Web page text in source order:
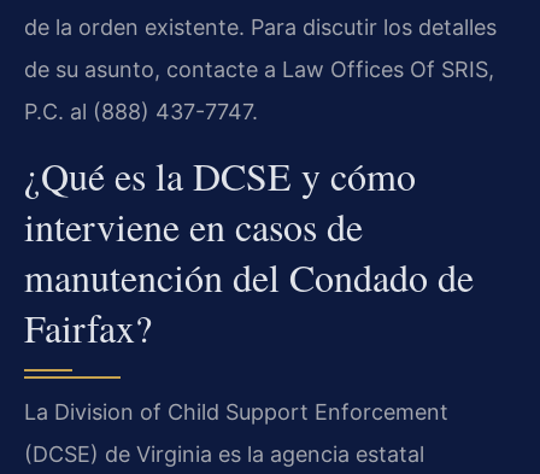
de la orden existente. Para discutir los detalles
de su asunto, contacte a Law Offices Of SRIS,
P.C. al (888) 437-7747.
¿Qué es la DCSE y cómo
interviene en casos de
manutención del Condado de
Fairfax?
La Division of Child Support Enforcement
(DCSE) de Virginia es la agencia estatal